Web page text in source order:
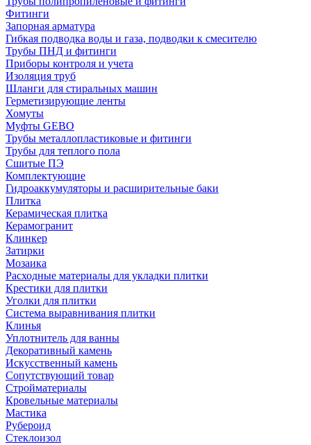
Фитинги
Запорная арматура
Гибкая подводка воды и газа, подводки к смесителю
Трубы ПНД и фитинги
Приборы контроля и учета
Изоляция труб
Шланги для стиральных машин
Герметизирующие ленты
Хомуты
Муфты GEBO
Трубы металлопластиковые и фитинги
Трубы для теплого пола
Сшитые ПЭ
Комплектующие
Гидроаккумуляторы и расширительные баки
Плитка
Керамическая плитка
Керамогранит
Клинкер
Затирки
Мозаика
Расходные материалы для укладки плитки
Крестики для плитки
Уголки для плитки
Система выравнивания плитки
Клинья
Уплотнитель для ванны
Декоративный камень
Искусственный камень
Сопутствующий товар
Стройматериалы
Кровельные материалы
Мастика
Рубероид
Стеклоизол